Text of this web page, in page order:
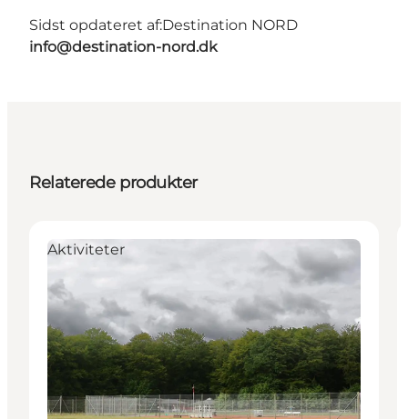
Sidst opdateret af:Destination NORD
info@destination-nord.dk
Relaterede produkter
Aktiviteter